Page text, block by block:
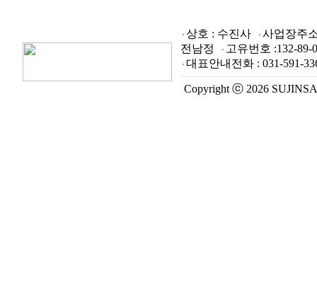
상호 : 수진사
사업장주
전남정
고유번호 :132-89-
대표안내전화 : 031-591-
Copyright ⓒ 2026